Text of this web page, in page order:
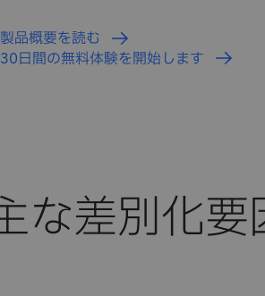
製品概要を読む
30日間の無料体験を開始します
な差別化要